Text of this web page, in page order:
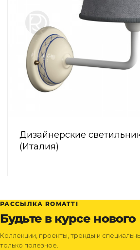
Дизайнерские
(Италия)
РАССЫЛКА ROMATTI
Будьте в курсе нового
Коллекции, проекты, тренды и
только полезное.